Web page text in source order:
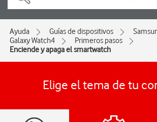
Ayuda Guías de dispositivos
Galaxy Watch4
Primeros pasos
Enciende y apaga el smartwatch
Elige el tema de tu